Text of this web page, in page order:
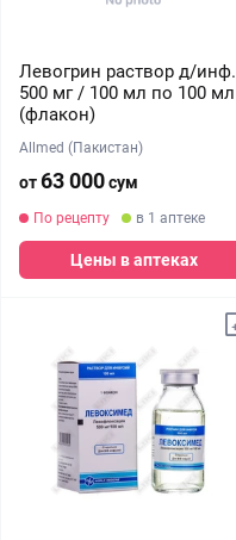
Левогрин раствор д/инф.
500 мг / 100 мл по 100 мл
(флакон)
Allmed (Пакистан)
от63 000сум
По рецепту в 1 аптеке
Цены в аптеках